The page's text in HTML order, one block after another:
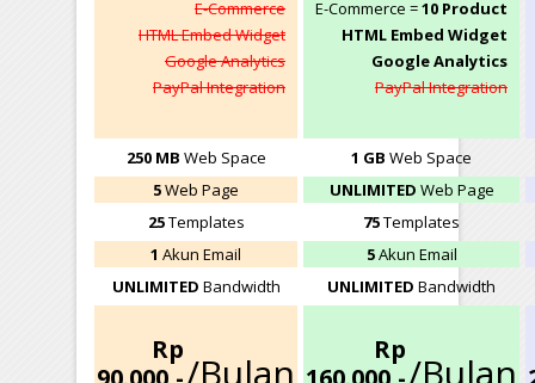
E-Commerce
HTML Embed Widget
Google Analytics
PayPal Integration
E-Commerce =10 Product
HTML Embed Widget
Google Analytics
PayPal Integration
250 MB Web Space 1 GB Web Space
5Web Page UNLIMITED Web Page
25Templates 75Templates
1 Akun Email 5Akun Email
UNLIMITED Bandwidth UNLIMITED Bandwidth
/Bulan
Rp
/Bulan
Rp